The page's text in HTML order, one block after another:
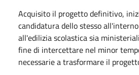
Acquisito il progetto definitivo,
candidatura dello stesso
all'edilizia scolastica sia
fine di intercettare nel minor
necessarie a trasformare il